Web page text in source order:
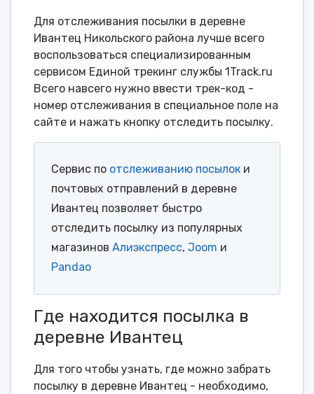
Для отслеживания посылки в деревне
Ивантец Никольского района лучше всего
воспользоваться специализированным
сервисом Единой трекинг службы 1Track.ru
Всего навсего нужно ввести трек-код -
номер отслеживания в специальное поле на
сайте и нажать кнопку отследить посылку.
Сервис по отслеживанию посылок и
почтовых отправлений в деревне
Ивантец позволяет быстро
отследить посылку из популярных
магазинов Алиэкспресс, Joom и
Pandao
Где находится посылка в
деревне Ивантец
Для того чтобы узнать, где можно забрать
посылку в деревне Ивантец - необходимо,